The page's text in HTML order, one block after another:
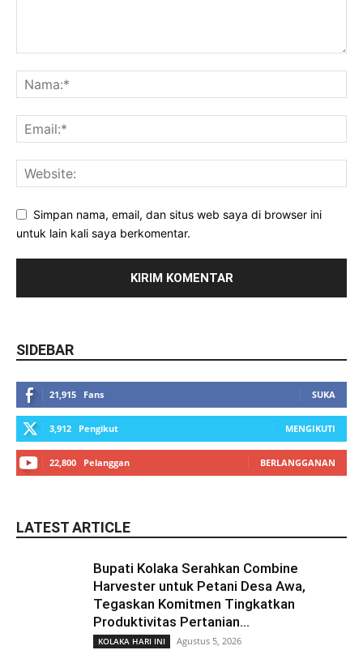
Simpan nama, email, dan situs web saya di browser ini
untuk lain kali saya berkomentar.
SIDEBAR
21,915 Fans SUKA
3,912 Pengikut MENGIKUTI
22,800 Pelanggan BERLANGGANAN
LATEST ARTICLE
Bupati Kolaka Serahkan Combine
Harvester untuk Petani Desa Awa,
Tegaskan Komitmen Tingkatkan
Produktivitas Pertanian...
KOLAKA HARI INI Agustus 5, 2026